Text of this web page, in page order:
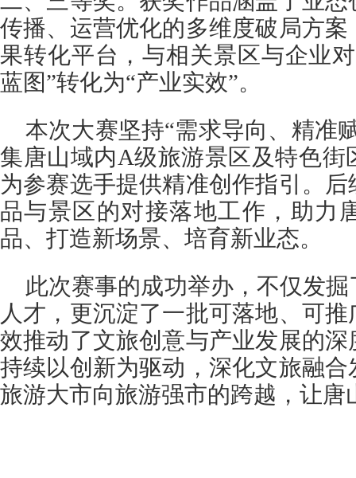
传播、运营优化的多维度破局方
果转化平台，与相关景区与企业
蓝图”转化为“产业实效”。
本次大赛坚持“需求导向、精准
集唐山域内A级旅游景区及特色街
为参赛选手提供精准创作指引。
品与景区的对接落地工作，助力
品、打造新场景、培育新业态。
此次赛事的成功举办，不仅发
人才，更沉淀了一批可落地、可
效推动了文旅创意与产业发展的
持续以创新为驱动，深化文旅融
旅游大市向旅游强市的跨越，让唐